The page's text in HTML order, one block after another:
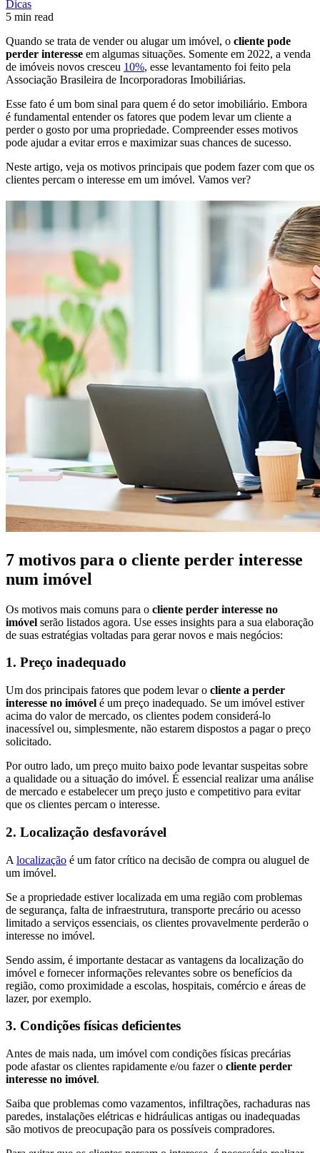
Dicas
5 min read
Quando se trata de vender ou alugar um imóvel, o cliente pode
perder interesse em algumas situações. Somente em 2022, a venda
de imóveis novos cresceu 10%, esse levantamento foi feito pela
Associação Brasileira de Incorporadoras Imobiliárias.
Esse fato é um bom sinal para quem é do setor imobiliário. Embora
é fundamental entender os fatores que podem levar um cliente a
perder o gosto por uma propriedade. Compreender esses motivos
pode ajudar a evitar erros e maximizar suas chances de sucesso.
Neste artigo, veja os motivos principais que podem fazer com que os
clientes percam o interesse em um imóvel. Vamos ver?
7 motivos para o cliente perder interesse
num imóvel
Os motivos mais comuns para o cliente perder interesse no
imóvel serão listados agora. Use esses insights para a sua elaboração
de suas estratégias voltadas para gerar novos e mais negócios:
1. Preço inadequado
Um dos principais fatores que podem levar o cliente a perder
interesse no imóvel é um preço inadequado. Se um imóvel estiver
acima do valor de mercado, os clientes podem considerá-lo
inacessível ou, simplesmente, não estarem dispostos a pagar o preço
solicitado.
Por outro lado, um preço muito baixo pode levantar suspeitas sobre
a qualidade ou a situação do imóvel. É essencial realizar uma análise
de mercado e estabelecer um preço justo e competitivo para evitar
que os clientes percam o interesse.
2. Localização desfavorável
A localização é um fator crítico na decisão de compra ou aluguel de
um imóvel.
Se a propriedade estiver localizada em uma região com problemas
de segurança, falta de infraestrutura, transporte precário ou acesso
limitado a serviços essenciais, os clientes provavelmente perderão o
interesse no imóvel.
Sendo assim, é importante destacar as vantagens da localização do
imóvel e fornecer informações relevantes sobre os benefícios da
região, como proximidade a escolas, hospitais, comércio e áreas de
lazer, por exemplo.
3. Condições físicas deficientes
Antes de mais nada, um imóvel com condições físicas precárias
pode afastar os clientes rapidamente e/ou fazer o cliente perder
interesse no imóvel.
Saiba que problemas como vazamentos, infiltrações, rachaduras nas
paredes, instalações elétricas e hidráulicas antigas ou inadequadas
são motivos de preocupação para os possíveis compradores.